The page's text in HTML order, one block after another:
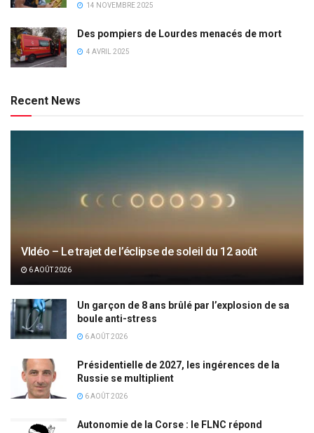
14 NOVEMBRE 2025
Des pompiers de Lourdes menacés de mort
4 AVRIL 2025
Recent News
VIdéo – Le trajet de l’éclipse de soleil du 12 août
6 AOÛT 2026
Un garçon de 8 ans brûlé par l’explosion de sa
boule anti-stress
6 AOÛT 2026
Présidentielle de 2027, les ingérences de la
Russie se multiplient
6 AOÛT 2026
Autonomie de la Corse : le FLNC répond